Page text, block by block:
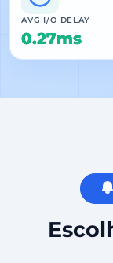
AVG I/O DELAY
0.27ms